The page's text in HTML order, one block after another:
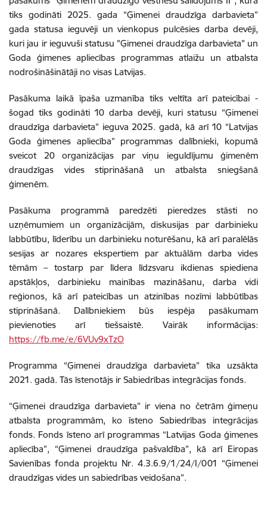
tiks godināti 2025. gada “Ģimenei draudzīga darbavieta”
gada statusa ieguvēji un vienkopus pulcēsies darba devēji,
kuri jau ir ieguvuši statusu "Ģimenei draudzīga darbavieta" un
Goda ģimenes apliecības programmas atlaižu un atbalsta
nodrošināšinātāji no visas Latvijas.
Pasākuma laikā īpaša uzmanība tiks veltīta arī pateicībai -
šogad tiks godināti 10 darba devēji, kuri statusu “Ģimenei
draudzīga darbavieta” ieguva 2025. gadā, kā arī 10 “Latvijas
Goda ģimenes apliecība” programmas dalībnieki, kopumā
sveicot 20 organizācijas par viņu ieguldījumu ģimenēm
draudzīgas vides stiprināšanā un atbalsta sniegšanā
ģimenēm.
Pasākuma programmā paredzēti pieredzes stāsti no
uzņēmumiem un organizācijām, diskusijas par darbinieku
labbūtību, līderību un darbinieku noturēšanu, kā arī paralēlās
sesijas ar nozares ekspertiem par aktuālām darba vides
tēmām – tostarp par līdera līdzsvaru ikdienas spiediena
apstākļos, darbinieku mainības mazināšanu, darba vidi
reģionos, kā arī pateicības un atzinības nozīmi labbūtības
stiprināšanā. Dalībniekiem būs iespēja pasākumam
pievienoties arī tiešsaistē. Vairāk informācijas:
https://fb.me/e/6VUv9xTzO
Programma “Ģimenei draudzīga darbavieta” tika uzsākta
2021. gadā. Tās īstenotājs ir Sabiedrības integrācijas fonds.
“Ģimenei draudzīga darbavieta” ir viena no četrām ģimeņu
atbalsta programmām, ko īsteno Sabiedrības integrācijas
fonds. Fonds īsteno arī programmas “Latvijas Goda ģimenes
apliecība”, “Ģimenei draudzīga pašvaldība”, kā arī Eiropas
Savienības fonda projektu Nr. 4.3.6.9/1/24/I/001 “Ģimenei
draudzīgas vides un sabiedrības veidošana”.